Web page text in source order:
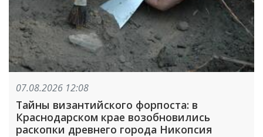
07.08.2026 12:08
Тайны византийского форпоста: в
Краснодарском крае возобновились
раскопки древнего города Никопсия